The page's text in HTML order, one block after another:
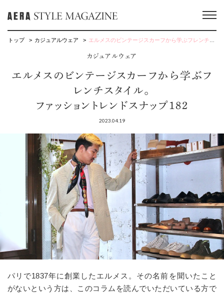
トップ カジュアルウェア エルメスのビンテージスカーフから学ぶフレンチスタイル。ファッショントレンドスナップ182
カジュアルウェア
エルメスのビンテージスカーフから学ぶフ
レンチスタイル。
ファッショントレンドスナップ182
2023.04.19
パリで1837年に創業したエルメス。その名前を聞いたこと
がないという方は、このコラムを読んでいただいている方で